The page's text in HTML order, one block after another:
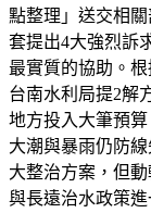
點整理」送交相
套提出4大強烈訴
最實質的協助。
台南水利局提2解
地方投入大筆預
大潮與暴雨仍防
大整治方案，但
與長遠治水政策